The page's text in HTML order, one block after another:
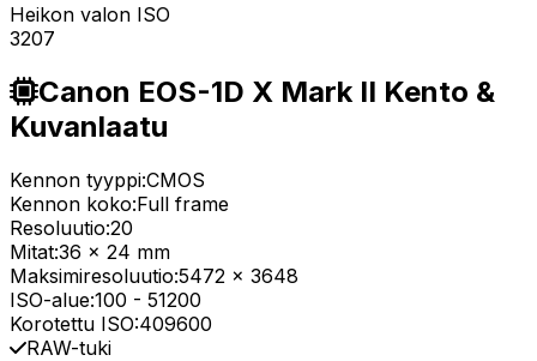
Heikon valon ISO
3207
Canon EOS-1D X Mark II Kento &
Kuvanlaatu
Kennon tyyppi:CMOS
Kennon koko:Full frame
Resoluutio:20
Mitat:36 x 24 mm
Maksimiresoluutio:5472 x 3648
ISO-alue:100 - 51200
Korotettu ISO:409600
RAW-tuki